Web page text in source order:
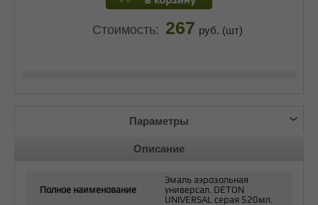
Стоимость: 267 руб. (шт)
Параметры
Описание
Полное наименование
Эмаль аэрозольная
универсал. DETON
UNIVERSAL серая 520мл.